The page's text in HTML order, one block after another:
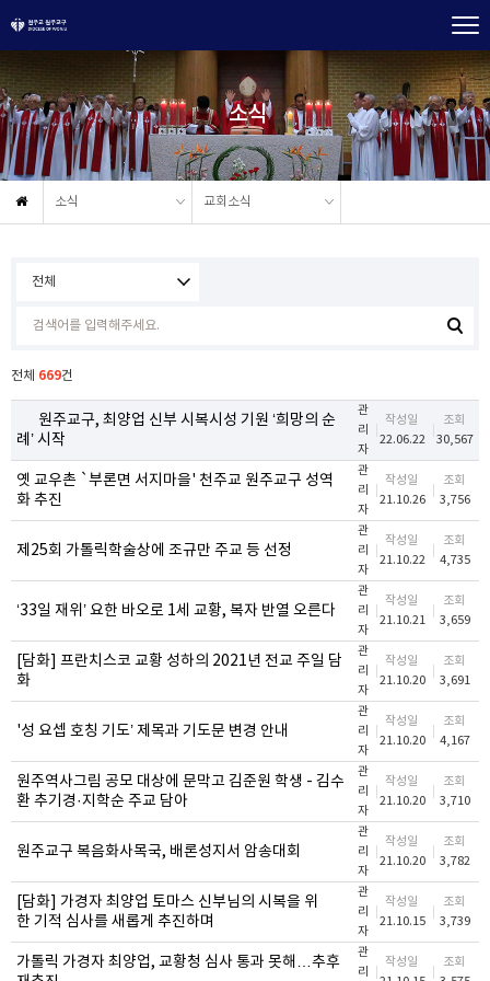
소식
소식 교회소식
전체 669건
원주교구, 최양업 신부 시복시성 기원 ‘희망의 순
례’ 시작
관
리
자
작성일
22.06.22
조회
30,567
옛 교우촌 `부론면 서지마을' 천주교 원주교구 성역
화 추진
관
리
자
작성일
21.10.26
조회
3,756
제25회 가톨릭학술상에 조규만 주교 등 선정
관
리
자
작성일
21.10.22
조회
4,735
‘33일 재위’ 요한 바오로 1세 교황, 복자 반열 오른다
관
리
자
작성일
21.10.21
조회
3,659
[담화] 프란치스코 교황 성하의 2021년 전교 주일 담
화
관
리
자
작성일
21.10.20
조회
3,691
'성 요셉 호칭 기도’ 제목과 기도문 변경 안내
관
리
자
작성일
21.10.20
조회
4,167
원주역사그림 공모 대상에 문막고 김준원 학생 - 김수
환 추기경·지학순 주교 담아
관
리
자
작성일
21.10.20
조회
3,710
원주교구 복음화사목국, 배론성지서 암송대회
관
리
자
작성일
21.10.20
조회
3,782
[담화] 가경자 최양업 토마스 신부님의 시복을 위
한 기적 심사를 새롭게 추진하며
관
리
자
작성일
21.10.15
조회
3,739
가톨릭 가경자 최양업, 교황청 심사 통과 못해…추후
관
리
작성일
조회